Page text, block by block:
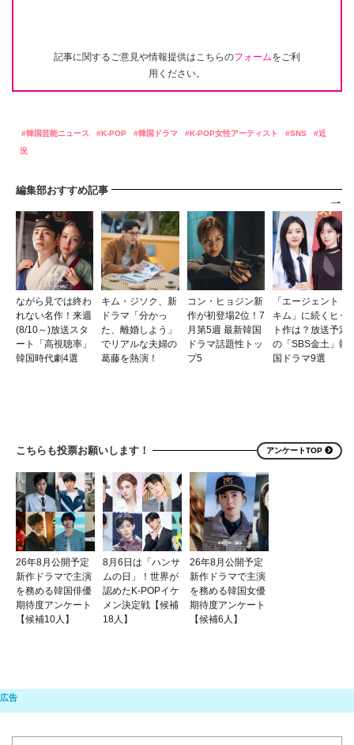
記事に関するご意見や情報提供はこちらのフォームをご利
用ください。
韓国芸能ニュース K-POP 韓国ドラマ K-POP女性アーティスト SNS
近
況
編集部おすすめ記事
ながら見では終わ
れない名作！来週
(8/10～)放送スタ
ート「高視聴率」
韓国時代劇4選
キム・ジソク、新
ドラマ「分かっ
た、離婚しよう」
でリアルな夫婦の
葛藤を熱演！
コン・ヒョジン新
作が初登場2位！7
月第5週 最新韓国
ドラマ話題性トッ
プ5
「エージェント・
キム」に続くヒッ
ト作は？放送予定
の「SBS金土」韓
国ドラマ9選
こちらも投票お願いします！ アンケートTOP
26年8月公開予定
新作ドラマで主演
を務める韓国俳優
期待度アンケート
【候補10人】
8月6日は「ハンサ
ムの日」！世界が
認めたK-POPイケ
メン決定戦【候補
18人】
26年8月公開予定
新作ドラマで主演
を務める韓国女優
期待度アンケート
【候補6人】